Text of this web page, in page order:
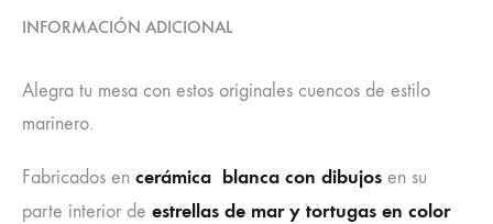
INFORMACIÓN ADICIONAL
Alegra tu mesa con estos originales cuencos de estilo
marinero.
Fabricados en cerámica blanca con dibujos en su
parte interior de estrellas de mar y tortugas en color